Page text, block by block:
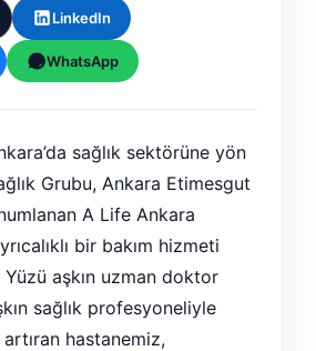
LinkedIn
WhatsApp
sağlık sektörüne yön
Grubu, Ankara Etimesgut
A Life Ankara
bir bakım hizmeti
Yüzü aşkın uzman doktor
sağlık profesyoneliyle
hastanemiz,